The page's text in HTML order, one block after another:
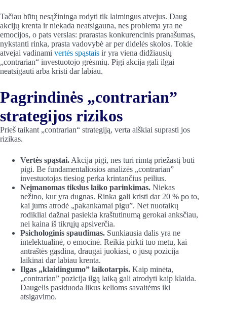
Tačiau būtų nesąžininga rodyti tik laimingus atvejus. Daug
akcijų krenta ir niekada neatsigauna, nes problema yra ne
emocijos, o pats verslas: prarastas konkurencinis pranašumas,
nykstanti rinka, prasta vadovybė ar per didelės skolos. Tokie
atvejai vadinami vertės spąstais ir yra viena didžiausių
„contrarian“ investuotojo grėsmių. Pigi akcija gali ilgai
neatsigauti arba kristi dar labiau.
Pagrindinės „contrarian”
strategijos rizikos
Prieš taikant „contrarian“ strategiją, verta aiškiai suprasti jos
rizikas.
Vertės spąstai. Akcija pigi, nes turi rimtą priežastį būti
pigi. Be fundamentaliosios analizės „contrarian”
investuotojas tiesiog perka krintančius peilius.
Neįmanomas tikslus laiko parinkimas. Niekas
nežino, kur yra dugnas. Rinka gali kristi dar 20 % po to,
kai jums atrodė „pakankamai pigu”. Net nuotaikų
rodikliai dažnai pasiekia kraštutinumą gerokai anksčiau,
nei kaina iš tikrųjų apsiverčia.
Psichologinis spaudimas. Sunkiausia dalis yra ne
intelektualinė, o emocinė. Reikia pirkti tuo metu, kai
antraštės gąsdina, draugai juokiasi, o jūsų pozicija
laikinai dar labiau krenta.
Ilgas „klaidingumo” laikotarpis. Kaip minėta,
„contrarian” pozicija ilgą laiką gali atrodyti kaip klaida.
Daugelis pasiduoda likus kelioms savaitėms iki
atsigavimo.